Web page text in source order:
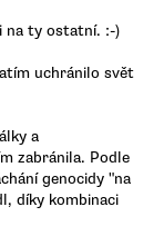
na ty ostatní. :-)
uchránilo svět
a
zabránila. Podle
genocidy "na
díky kombinaci